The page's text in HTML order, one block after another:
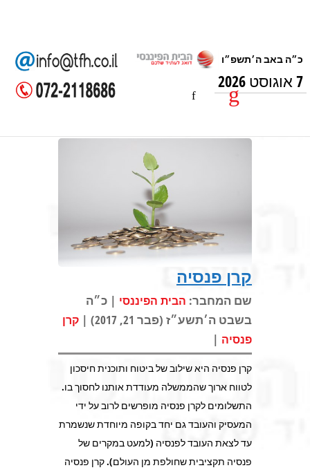
7 אוגוסט 2026
קרן פנסיה
שם המחבר: הבית הפיננסי | כ״ה
בשבט ה׳תשע״ז (פבר 21, 2017) |
קרן
פנסיה |
קרן פנסיה היא שילוב של ביטוח ותוכנית חיסכון
לטווח ארוך שהממשלה מעודדת אותנו לחסוך בו.
התשלומים לקרן פנסיה מופרשים לרוב על ידי
המעסיק והעובד גם יחד בקופה מיוחדת שנשמרת
עד לצאת העובד לפנסיה (למעט במקרים של
פנסיה תקציבית שחולפת מן העולם). קרן פנסיה